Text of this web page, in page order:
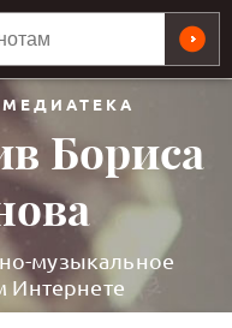
Бориса
музыкальное
Интернете